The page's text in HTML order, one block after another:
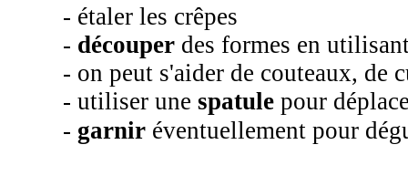
- étaler les crêpes
- découper des formes en
- on peut s'aider de couteaux, de
- utiliser une spatule pour
- garnir éventuellement pour